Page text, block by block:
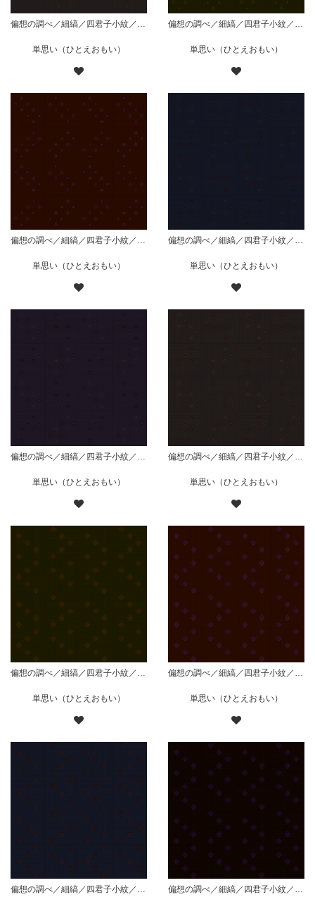
偏想の調べ／細縞／四君子小紋／枠無散り／黒
単思い（ひとえおもい）
偏想の調べ／細縞／四君子小紋／枠有斜組／緑
単思い（ひとえおもい）
偏想の調べ／細縞／四君子小紋／枠有斜組／赤
単思い（ひとえおもい）
偏想の調べ／細縞／四君子小紋／枠有斜組／藍
単思い（ひとえおもい）
偏想の調べ／細縞／四君子小紋／枠有斜組／紫
単思い（ひとえおもい）
偏想の調べ／細縞／四君子小紋／枠有斜組／黒
単思い（ひとえおもい）
偏想の調べ／細縞／四君子小紋／枠菱組／緑
単思い（ひとえおもい）
偏想の調べ／細縞／四君子小紋／枠菱組／赤
単思い（ひとえおもい）
偏想の調べ／細縞／四君子小紋／枠菱組／藍 偏想の調べ／細縞／四君子小紋／枠菱組／紫